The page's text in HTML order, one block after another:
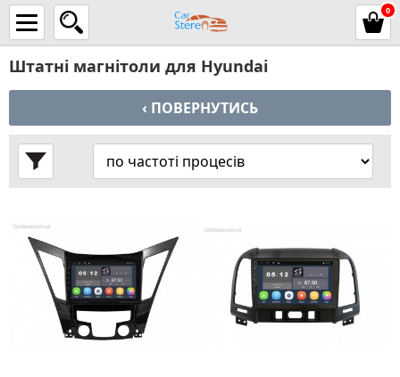
0
Штатні магнітоли для Hyundai
‹ ПОВЕРНУТИСЬ